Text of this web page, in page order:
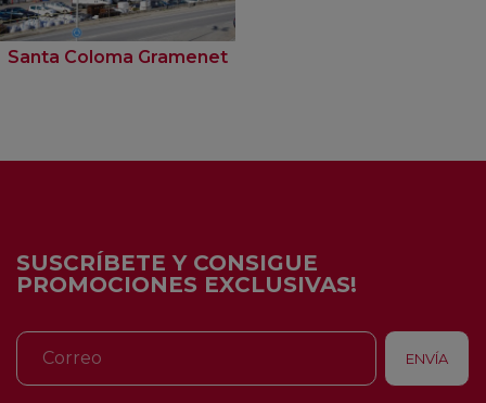
Santa Coloma Gramenet
SUSCRÍBETE Y CONSIGUE
PROMOCIONES EXCLUSIVAS!